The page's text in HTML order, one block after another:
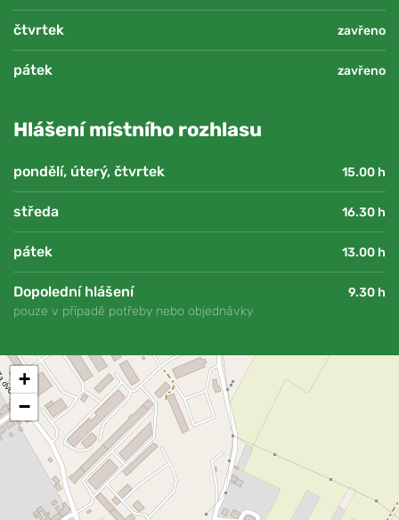
čtvrtek zavřeno
pátek zavřeno
Hlášení místního rozhlasu
pondělí, úterý, čtvrtek 15.00 h
středa 16.30 h
pátek 13.00 h
Dopolední hlášení
9.30 h
pouze v případě potřeby nebo objednávky
+
−